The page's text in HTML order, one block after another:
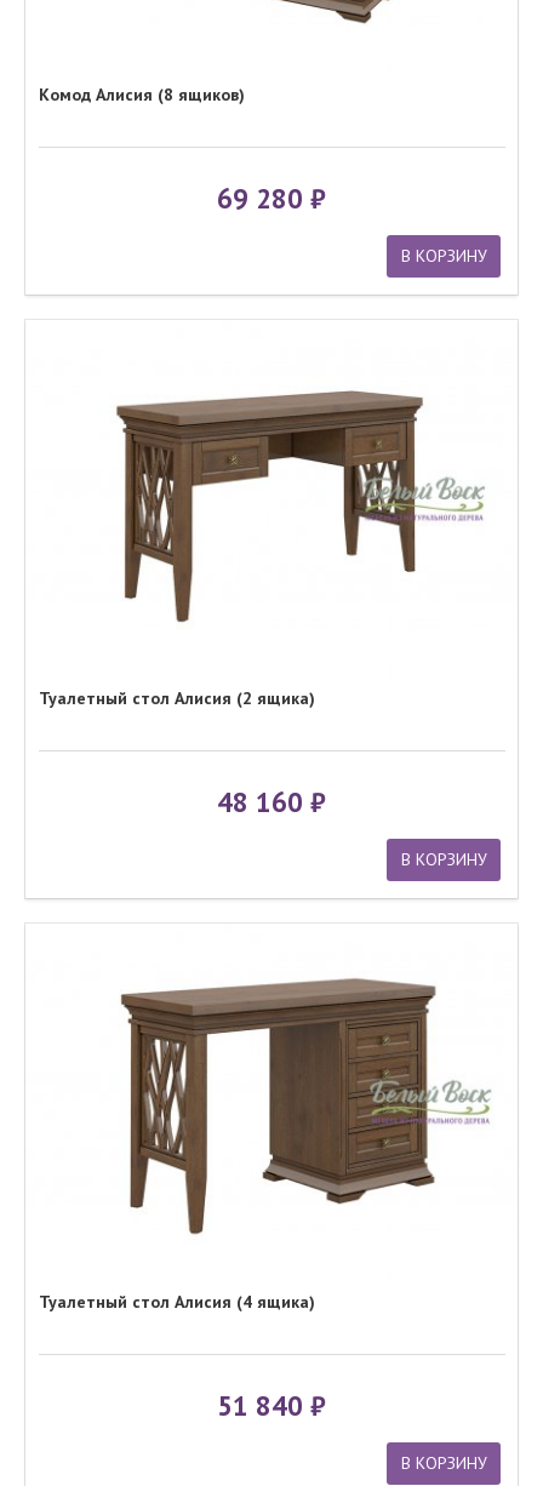
Комод Алисия (8 ящиков)
69 280
В КОРЗИНУ
Туалетный стол Алисия (2 ящика)
48 160
В КОРЗИНУ
Туалетный стол Алисия (4 ящика)
51 840
В КОРЗИНУ